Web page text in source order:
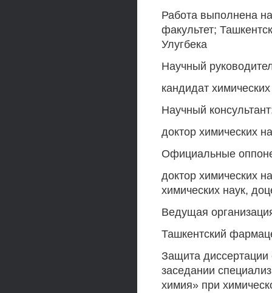
Работа выполнена
факультет;
Улугбека
Научный
кандидат
Научный
доктор химических
Официальные
доктор химических
химических наук,
Ведущая
Ташкентский
Защита диссертации
заседании
химия» при